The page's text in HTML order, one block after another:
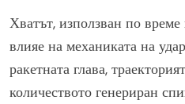
Хватът, използван по време
влияе на механиката на
ракетната глава,
количеството генериран